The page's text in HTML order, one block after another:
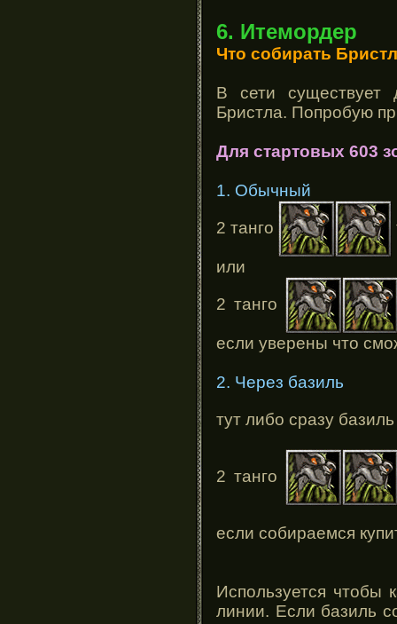
6. Итемордер
Что собирать
В сети существует
Бристла. Попробую
Для стартовых 603
1. Обычный
2 танго
или
2 танго
если уверены что
2. Через базиль
тут либо сразу
2 танго
если собираемся
Используется чтобы
линии. Если базиль